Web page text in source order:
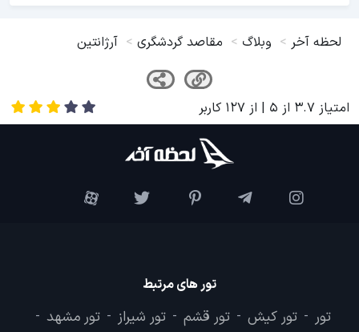
لحظه آخر وبلاگ مقاصد گردشگری آرژانتین
امتیاز 3.7 از 5 | از 127 کاربر
تور های مرتبط
تور - تور کیش - تور قشم - تور شیراز - تور مشهد -